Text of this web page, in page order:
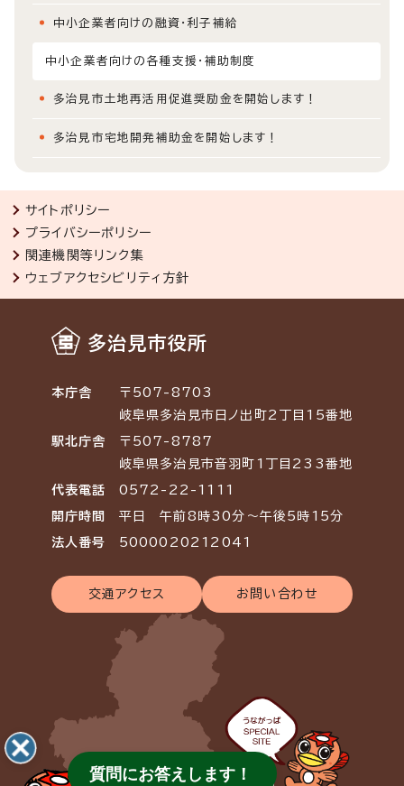
中小企業者向けの融資・利子補給
中小企業者向けの各種支援・補助制度
多治見市土地再活用促進奨励金を開始します！
多治見市宅地開発補助金を開始します！
サイトポリシー
プライバシーポリシー
関連機関等リンク集
ウェブアクセシビリティ方針
多治見市役所
本庁舎
〒507-8703
岐阜県多治見市日ノ出町2丁目15番地
駅北庁舎
〒507-8787
岐阜県多治見市音羽町1丁目233番地
代表電話 0572-22-1111
開庁時間 平日 午前8時30分～午後5時15分
法人番号 5000020212041
交通アクセス お問い合わせ
質問にお答えします！